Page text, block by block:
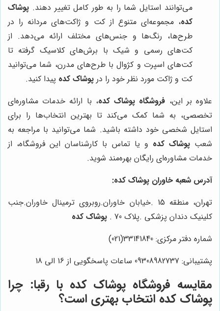
می‌توانند استایل شما را به طور کامل تغییر دهند. پوشاک
کده، مجموعه‌ای متنوع از کت و ژاکت‌های مردانه را در
طرح‌ها، رنگ‌ها و جنس‌های مختلف ارائه می‌دهد. از
کت‌های رسمی و شیک با برش‌های کلاسیک گرفته تا
کت‌های اسپرت و کژوال با طرح‌های مدرن، شما می‌توانید
کت و ژاکت مورد نظر خود را در پوشاک کده پیدا کنید.
علاوه بر این، فروشگاه پوشاک کده، با ارائه خدمات مشاوره‌ای
تخصصی، به شما کمک می‌کند تا بهترین انتخاب‌ها را برای
استایل شخصی خود داشته باشید. شما می‌توانید با مراجعه به
شعبپوشاک کده و یا تماس با کارشناسان این فروشگاه، از
خدمات مشاوره‌ای رایگان بهره‌مند شوید.
آدرس شعبه خاوران پوشاک کده:
تهران، منطقه 15 .خیابان خاوران.روبروی ترمینال خاوران.جنب
کلینیک دندان پزشکی .پلاک 70 .
پوشاک کده
شماره دفتر مرکزی: 33141840(021)
پشتیبانی: 09308982737 ساعات پاسخگویی از 16 الی 18
مقایسه فروشگاه پوشاک کده با رقبا: چرا
پوشاک کده انتخاب بهتری است؟